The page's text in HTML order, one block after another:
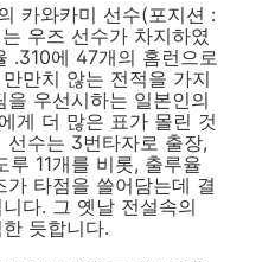
카와카미 선수(포지션 :
우즈 선수가 차지하였
.310에 47개의 홈런으로
만치 않는 전적을 가지
우선시하는 일본인의
게 더 많은 표가 몰린 것
선수는 3번타자로 출장,
11개를 비롯, 출루율
타점을 쓸어담는데 결
다. 그 옛날 전설속의
듯합니다.